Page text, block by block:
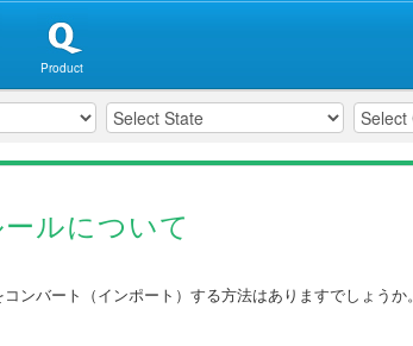
Product
ルについて
バート（インポート）する方法はありますでしょうか。